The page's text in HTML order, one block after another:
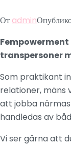
От admin
transpersoner
Som praktikant
relationer, mäns
att jobba
handledas av
Vi ser gärna att